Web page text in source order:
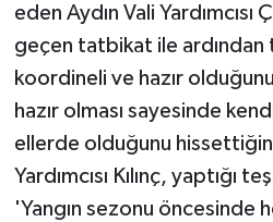
eden Aydın Vali Yardımcısı
geçen tatbikat ile ardından
koordineli ve hazır
hazır olması sayesinde
ellerde olduğunu
Yardımcısı Kılınç, yaptığı
'Yangın sezonu öncesinde